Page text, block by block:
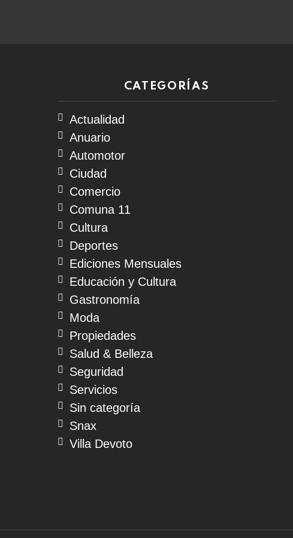
CATEGORÍAS
Actualidad
Anuario
Automotor
Ciudad
Comercio
Comuna 11
Cultura
Deportes
Ediciones Mensuales
Educación y Cultura
Gastronomía
Moda
Propiedades
Salud & Belleza
Seguridad
Servicios
Sin categoría
Snax
Villa Devoto